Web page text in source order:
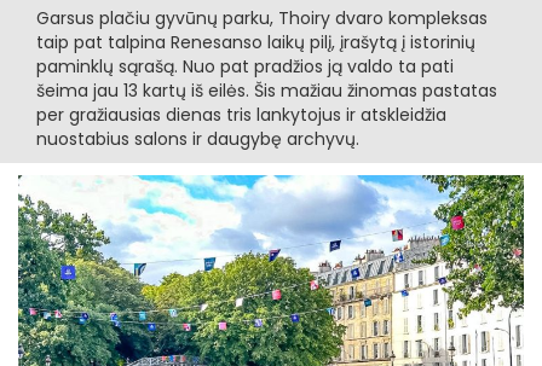
Garsus plačiu gyvūnų parku, Thoiry dvaro kompleksas
taip pat talpina Renesanso laikų pilį, įrašytą į istorinių
paminklų sąrašą. Nuo pat pradžios ją valdo ta pati
šeima jau 13 kartų iš eilės. Šis mažiau žinomas pastatas
per gražiausias dienas tris lankytojus ir atskleidžia
nuostabius salons ir daugybę archyvų.